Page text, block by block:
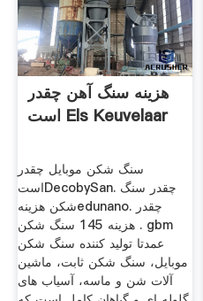
هزینه سنگ آهن چقدر
است Els Keuvelaar
سنگ شکن موبایل چقدر
استDecobySan. چقدر سنگ
شکن هزینهedunano. چقدر
هزینه 145 سنگ شکن . gbm
عمدتا تولید کننده سنگ شکن
موبایل، سنگ شکن ثابت، ماشین
آلات شن و ماسه، آسیاب های